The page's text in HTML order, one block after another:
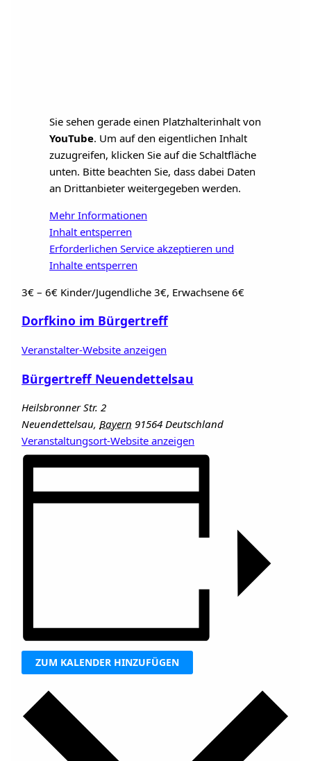
Sie sehen gerade einen Platzhalterinhalt von
YouTube. Um auf den eigentlichen Inhalt
zuzugreifen, klicken Sie auf die Schaltfläche
unten. Bitte beachten Sie, dass dabei Daten
an Drittanbieter weitergegeben werden.
Mehr Informationen
Inhalt entsperren
Erforderlichen Service akzeptieren und
Inhalte entsperren
3€ – 6€ Kinder/Jugendliche 3€, Erwachsene 6€
Dorfkino im Bürgertreff
Veranstalter-Website anzeigen
Bürgertreff Neuendettelsau
Heilsbronner Str. 2
Neuendettelsau, Bayern 91564 Deutschland
Veranstaltungsort-Website anzeigen
ZUM KALENDER HINZUFÜGEN